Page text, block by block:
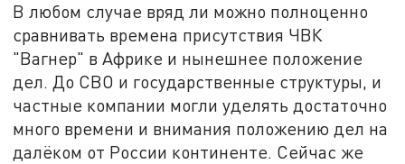
В любом случае вряд ли можно полноценно
сравнивать времена присутствия ЧВК
"Вагнер" в Африке и нынешнее положение
дел. До СВО и государственные структуры, и
частные компании могли уделять достаточно
много времени и внимания положению дел на
далёком от России континенте. Сейчас же